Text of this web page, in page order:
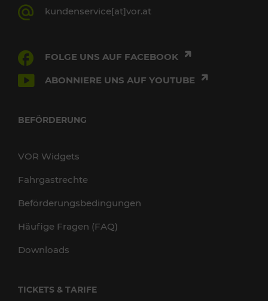
kundenservice[at]vor.at
FOLGE UNS AUF FACEBOOK
ABONNIERE UNS AUF YOUTUBE
BEFÖRDERUNG
VOR Widgets
Fahrgastrechte
Beförderungsbedingungen
Häufige Fragen (FAQ)
Downloads
TICKETS & TARIFE